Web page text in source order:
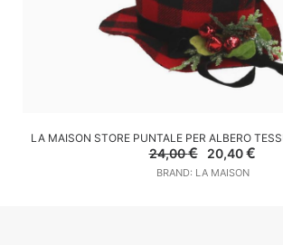
AGGIUNGI AL CARRELLO
LA MAISON STORE PUNTALE PER ALBERO
24,00€
Il
prezzo
originale
20,40€
BRAND: LA MAISON